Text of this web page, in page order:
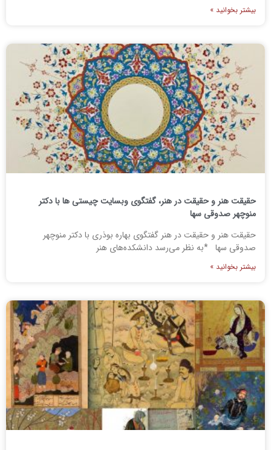
بیشتر بخوانید »
حقیقت هنر و حقیقت در هنر، گفتگوی وبسایت چیستی ها با دکتر
منوچهر صدوقی سها
حقیقت هنر و حقیقت در هنر گفتگوی بهاره بوذری با دکتر منوچهر
صدوقی سها *به نظر می‌رسد دانشکده‌های هنر
بیشتر بخوانید »